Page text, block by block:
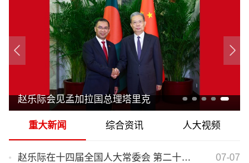
赵乐际会见孟加拉国总理塔里克
重大新闻 综合资讯 人大视频
赵乐际在十四届全国人大常委会 第二十三次会议上的讲话 07-07